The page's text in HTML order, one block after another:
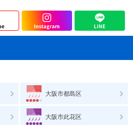
大阪市都島区
大阪市此花区